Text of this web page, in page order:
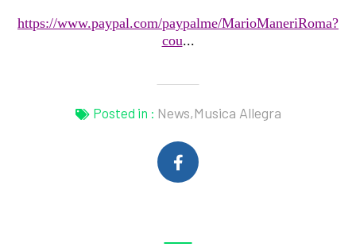
https://www.paypal.com/paypalme/MarioManeriRoma?
cou...
Posted in : News,Musica Allegra